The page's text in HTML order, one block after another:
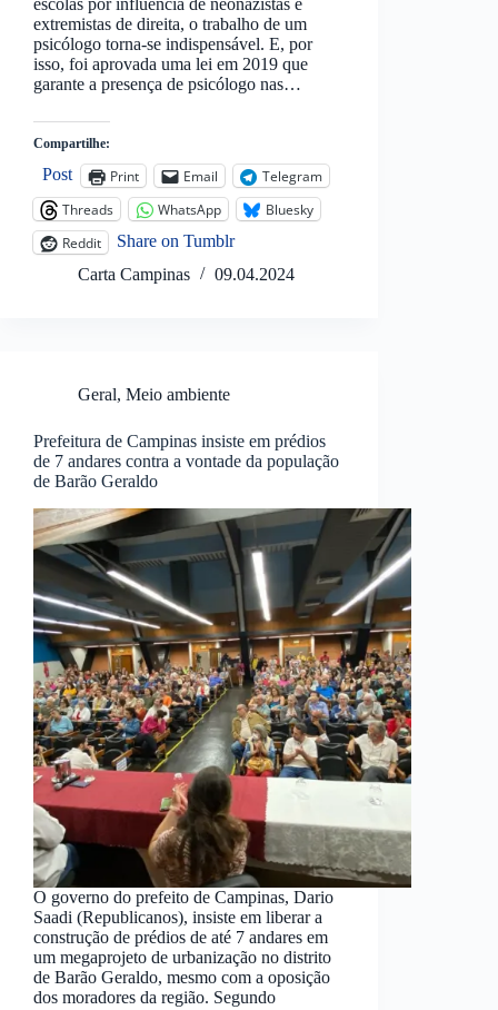
escolas por influência de neonazistas e
extremistas de direita, o trabalho de um
psicólogo torna-se indispensável. E, por
isso, foi aprovada uma lei em 2019 que
garante a presença de psicólogo nas…
Compartilhe:
Post Print Email
Telegram
Threads
WhatsApp
Bluesky
Reddit
Share on Tumblr
Carta Campinas
09.04.2024
Geral, Meio ambiente
Prefeitura de Campinas insiste em prédios
de 7 andares contra a vontade da população
de Barão Geraldo
O governo do prefeito de Campinas, Dario
Saadi (Republicanos), insiste em liberar a
construção de prédios de até 7 andares em
um megaprojeto de urbanização no distrito
de Barão Geraldo, mesmo com a oposição
dos moradores da região. Segundo